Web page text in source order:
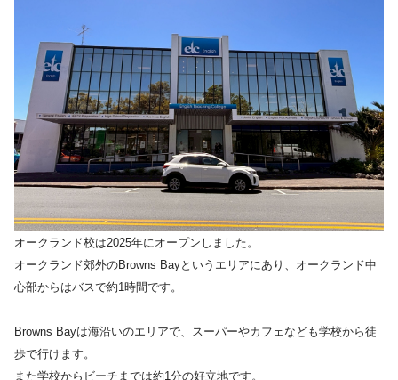
オークランド校は2025年にオープンしました。
オークランド郊外のBrowns Bayというエリアにあり、オークランド中
心部からはバスで約1時間です。
Browns Bayは海沿いのエリアで、スーパーやカフェなども学校から徒
歩で行けます。
また学校からビーチまでは約1分の好立地です。